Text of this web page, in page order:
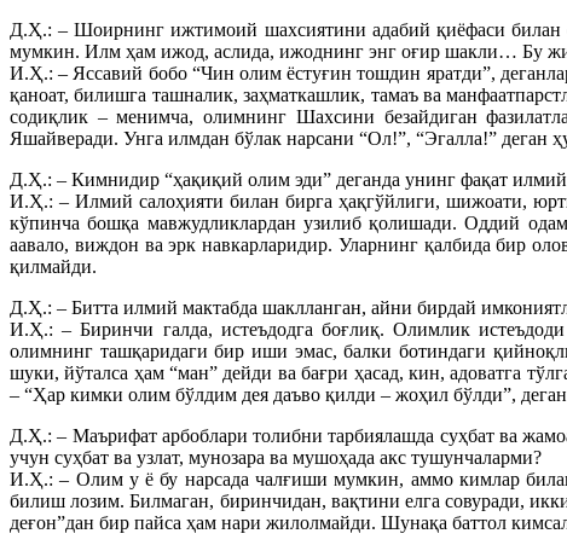
Д.Ҳ.: – Шоирнинг ижтимоий шахсиятини адабий қиёфаси билан
мумкин. Илм ҳам ижод, аслида, ижоднинг энг оғир шакли… Бу
И.Ҳ.: – Яссавий бобо “Чин олим ёстуғин тошдин яратди”,
қаноат, билишга ташналик, заҳматкашлик, тамаъ ва
содиқлик – менимча, олимнинг Шахсини безайдиган
Яшайверади. Унга илмдан бўлак нарсани “Ол!”, “Эгалла!” деган
Д.Ҳ.: – Кимнидир “ҳақиқий олим эди” деганда унинг фақат илмий
И.Ҳ.: – Илмий салоҳияти билан бирга ҳақгўйлиги, шижоати,
кўпинча бошқа мавжудликлардан узилиб қолишади. Оддий
аавало, виждон ва эрк навкарларидир. Уларнинг қалбида бир
қилмайди.
Д.Ҳ.: – Битта илмий мактабда шаклланган, айни бирдай
И.Ҳ.: – Биринчи галда, истеъдодга боғлиқ. Олимлик
олимнинг ташқаридаги бир иши эмас, балки ботиндаги
шуки, йўталса ҳам “ман” дейди ва бағри ҳасад, кин, адоватга
– “Ҳар кимки олим бўлдим дея даъво қилди – жоҳил бўлди”,
Д.Ҳ.: – Маърифат арбоблари толибни тарбиялашда суҳбат ва
учун суҳбат ва узлат, мунозара ва мушоҳада акс тушунчаларми?
И.Ҳ.: – Олим у ё бу нарсада чалғиши мумкин, аммо кимлар
билиш лозим. Билмаган, биринчидан, вақтини елга совуради,
деғон”дан бир пайса ҳам нари жилолмайди. Шунақа баттол